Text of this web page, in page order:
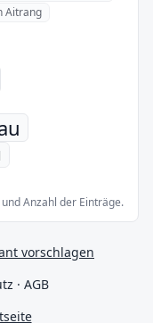
Aitrang
Anzahl der Einträge.
vorschlagen
· AGB